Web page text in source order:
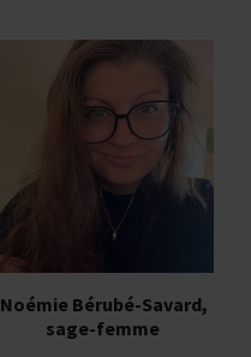
Noémie Bérubé-Savard,
sage-femme